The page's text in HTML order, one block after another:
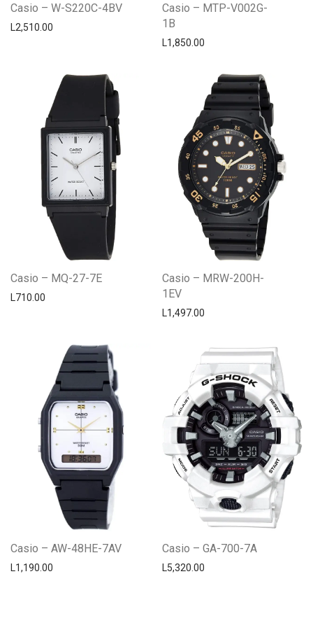
Casio – W-S220C-4BV
L2,510.00
Casio – MTP-V002G-
1B
L1,850.00
Casio – MQ-27-7E
L710.00
Casio – MRW-200H-
1EV
L1,497.00
Casio – AW-48HE-7AV
L1,190.00
Casio – GA-700-7A
L5,320.00